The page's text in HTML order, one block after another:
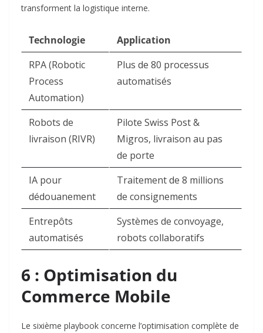
transforment la logistique interne.​
Technologie
Application
RPA (Robotic
Process
Automation)
Plus de 80 processus
automatisés ​
Robots de
livraison (RIVR)
Pilote Swiss Post &
Migros, livraison au pas
de porte ​
IA pour
dédouanement
Traitement de 8 millions
de consignements ​
Entrepôts
automatisés
Systèmes de convoyage,
robots collaboratifs ​
6 : Optimisation du
Commerce Mobile
Le sixième playbook concerne l’optimisation complète de